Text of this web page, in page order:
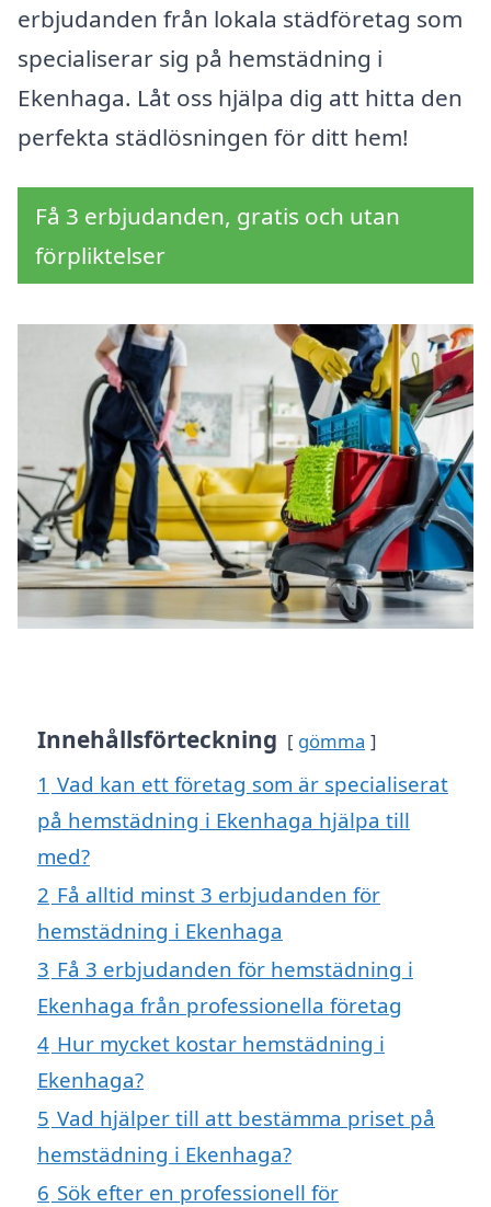
erbjudanden från lokala städföretag som
specialiserar sig på hemstädning i
Ekenhaga. Låt oss hjälpa dig att hitta den
perfekta städlösningen för ditt hem!
Få 3 erbjudanden, gratis och utan
förpliktelser
Innehållsförteckning gömma
1 Vad kan ett företag som är specialiserat
på hemstädning i Ekenhaga hjälpa till
med?
2 Få alltid minst 3 erbjudanden för
hemstädning i Ekenhaga
3 Få 3 erbjudanden för hemstädning i
Ekenhaga från professionella företag
4 Hur mycket kostar hemstädning i
Ekenhaga?
5 Vad hjälper till att bestämma priset på
hemstädning i Ekenhaga?
6 Sök efter en professionell för